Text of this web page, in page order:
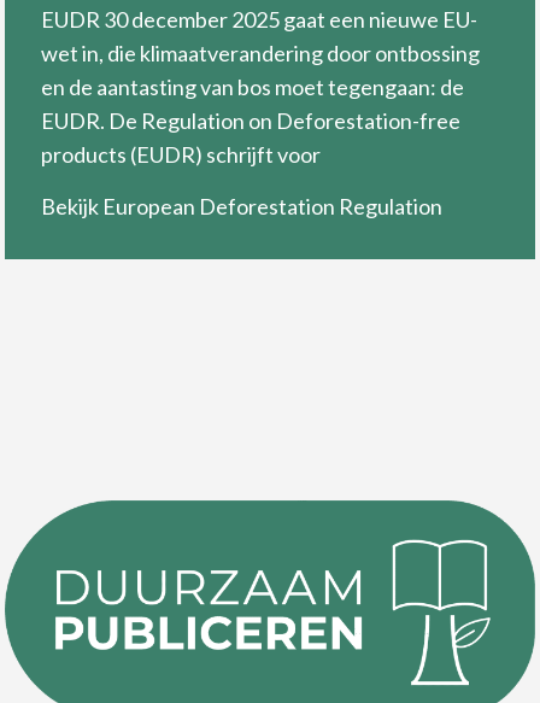
EUDR 30 december 2025 gaat een nieuwe EU-
wet in, die klimaatverandering door ontbossing
en de aantasting van bos moet tegengaan: de
EUDR. De Regulation on Deforestation-free
products (EUDR) schrijft voor
Bekijk European Deforestation Regulation